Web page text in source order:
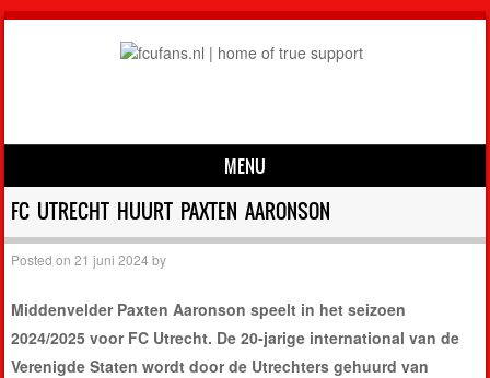
MENU
Skip to content
FC UTRECHT HUURT PAXTEN AARONSON
Posted on21 juni 2024 by
Middenvelder Paxten Aaronson speelt in het seizoen
2024/2025 voor FC Utrecht. De 20-jarige international van de
Verenigde Staten wordt door de Utrechters gehuurd van